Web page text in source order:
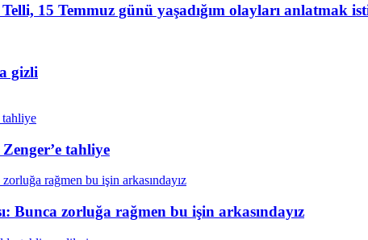
15 Temmuz günü yaşadığım olayları anlatmak
gizli
tahliye
Bunca zorluğa rağmen bu işin arkasındayız